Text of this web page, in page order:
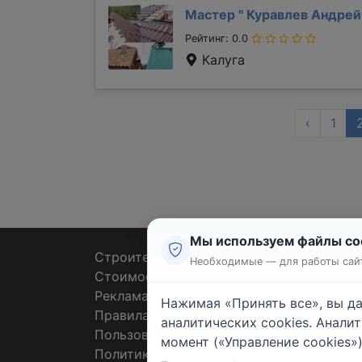
Мастер " Куравлев Андрей
Рейтинг: 0.0
Калуга
‹ 1
Строительные тендеры
Стоимость работ
Реклама
Правила
Пользовательское соглашение
Политика конфиденциальности
Мы используем файлы
Необходимые — для работы
Нажимая «Принять все», вы
аналитических cookies.
момент («Управление